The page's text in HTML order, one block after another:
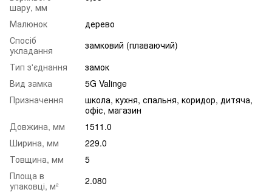
шару, мм
Малюнок
дерево
Спосіб
укладання
замковий (плаваючий)
Тип з'єднання
замок
Вид замка
5G Valinge
Призначення
школа, кухня, спальня, коридор, дитяча,
офіс, магазин
Довжина, мм
1511.0
Ширина, мм
229.0
Товщина, мм
5
Площа в
упаковці, м²
2.080